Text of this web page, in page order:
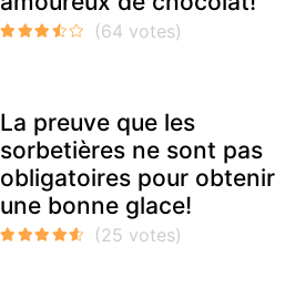
La preuve que les
sorbetières ne sont pas
obligatoires pour obtenir
une bonne glace!